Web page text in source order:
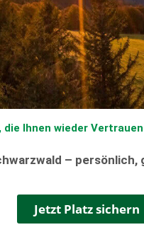
Ihnen wieder
–
Jetzt Platz sichern